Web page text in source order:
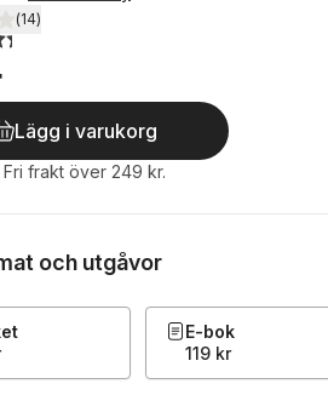
Totalt antal röster:
(14)
Lägg i varukorg
Fri frakt över 249 kr.
och utgåvor
E-bok
119 kr